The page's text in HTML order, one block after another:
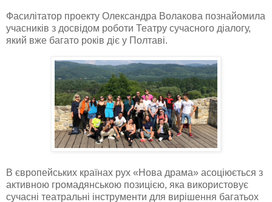
Фасилітатор проекту Олександра Волакова познайомила
учасників з досвідом роботи Театру сучасного діалогу,
який вже багато років діє у Полтаві.
В європейських країнах рух «Нова драма» асоціюється з
активною громадянською позицією, яка використовує
сучасні театральні інструменти для вирішення багатьох